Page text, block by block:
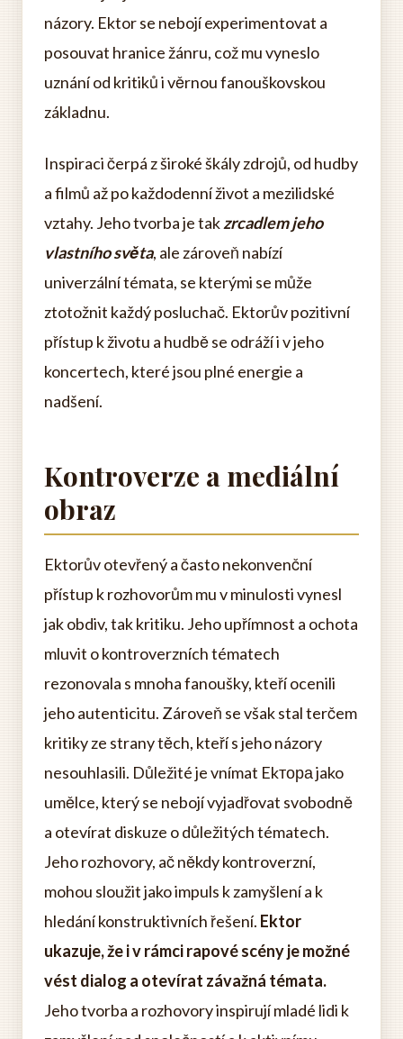
názory. Ektor se nebojí experimentovat a
posouvat hranice žánru, což mu vyneslo
uznání od kritiků i věrnou fanouškovskou
základnu.
Inspiraci čerpá z široké škály zdrojů, od hudby
a filmů až po každodenní život a mezilidské
vztahy. Jeho tvorba je takzrcadlem jeho
vlastního světa, ale zároveň nabízí
univerzální témata, se kterými se může
ztotožnit každý posluchač. Ektorův pozitivní
přístup k životu a hudbě se odráží i v jeho
koncertech, které jsou plné energie a
nadšení.
Kontroverze a mediální
obraz
Ektorův otevřený a často nekonvenční
přístup k rozhovorům mu v minulosti vynesl
jak obdiv, tak kritiku. Jeho upřímnost a ochota
mluvit o kontroverzních tématech
rezonovala s mnoha fanoušky, kteří ocenili
jeho autenticitu. Zároveň se však stal terčem
kritiky ze strany těch, kteří s jeho názory
nesouhlasili. Důležité je vnímat Ekтора jako
umělce, který se nebojí vyjadřovat svobodně
a otevírat diskuze o důležitých tématech.
Jeho rozhovory, ač někdy kontroverzní,
mohou sloužit jako impuls k zamyšlení a k
hledání konstruktivních řešení. Ektor
ukazuje, že i v rámci rapové scény je možné
vést dialog a otevírat závažná témata.
Jeho tvorba a rozhovory inspirují mladé lidi k